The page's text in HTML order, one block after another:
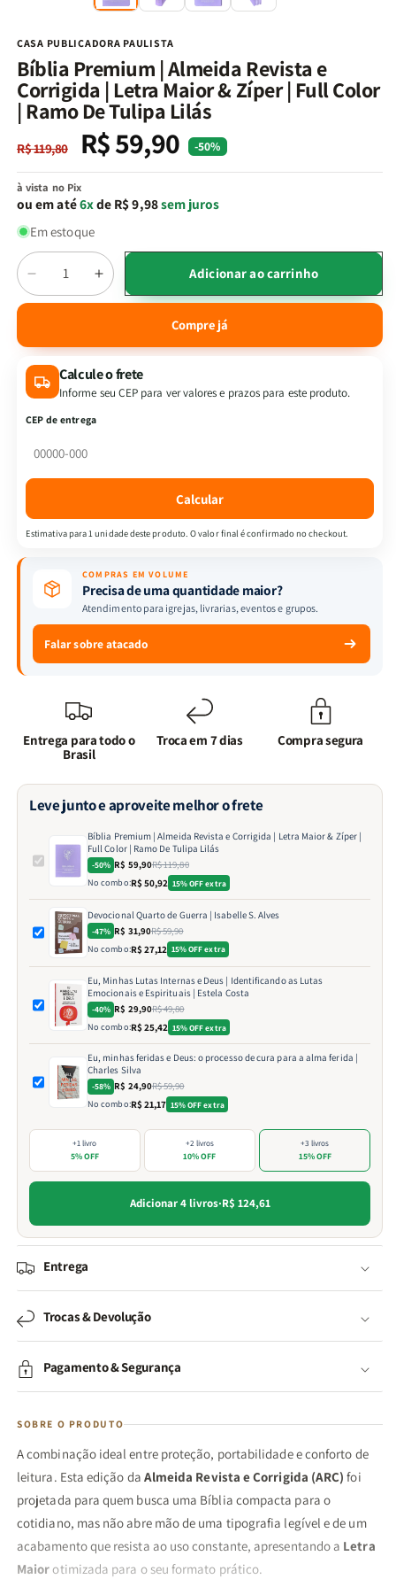
CASA PUBLICADORA PAULISTA
Bíblia Premium | Almeida Revista e
Corrigida | Letra Maior & Zíper | Full Color
| Ramo De Tulipa Lilás
Preço
normal
R$ 119,80
Preço
promocional
R$ 59,90 -50%
à vista no Pix
ou em até6xde R$ 9,98sem juros
Em estoque
Quantidade
Diminuir
a
Bíblia
Premium
|
Almeida
e
Maior
&amp;
Full
|
Ramo
Aumentar
a
quantidade
Bíblia
Premium
|
Maior
&amp;
|
Full
Color
Ramo
Adicionar ao carrinho
Compre já
Calcule o frete
Informe seu CEP para ver valores e prazos para este produto.
CEP de entrega
Calcular
Estimativa para 1 unidade deste produto. O valor final é confirmado no checkout.
COMPRAS EM VOLUME
Precisa de uma quantidade maior?
Atendimento para igrejas, livrarias, eventos e grupos.
Falar sobre atacado
Entrega para todo o
Brasil
Troca em 7 dias Compra segura
Leve junto e aproveite melhor o frete
Bíblia Premium | Almeida Revista e Corrigida | Letra Maior & Zíper |
Full Color | Ramo De Tulipa Lilás
-50% R$ 59,90R$ 119,80
No combo:R$ 50,92 15% OFF extra
Devocional Quarto de Guerra | Isabelle S. Alves
-47% R$ 31,90R$ 59,90
No combo:R$ 27,12 15% OFF extra
Eu, Minhas Lutas Internas e Deus | Identificando as Lutas
Emocionais e Espirituais | Estela Costa
-40% R$ 29,90R$ 49,80
No combo:R$ 25,42 15% OFF extra
Eu, minhas feridas e Deus: o processo de cura para a alma ferida |
Charles Silva
-58% R$ 24,90R$ 59,90
No combo:R$ 21,17 15% OFF extra
+1 livro
5% OFF
+2 livros
10% OFF
+3 livros
15% OFF
Adicionar 4 livros·R$ 124,61
Entrega
Trocas & Devolução
Pagamento & Segurança
SOBRE O PRODUTO
A combinação ideal entre proteção, portabilidade e conforto de
leitura. Esta edição da Almeida Revista e Corrigida (ARC) foi
projetada para quem busca uma Bíblia compacta para o
cotidiano, mas não abre mão de uma tipografia legível e de um
acabamento que resista ao uso constante, apresentando a Letra
Maiorotimizada para o seu formato prático.